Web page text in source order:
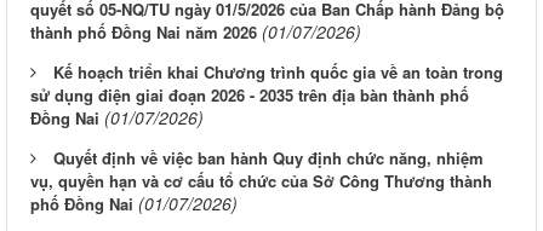
quyết số 05-NQ/TU ngày 01/5/2026 của Ban Chấp hành Đảng bộ
thành phố Đồng Nai năm 2026 (01/07/2026)
Kế hoạch triển khai Chương trình quốc gia về an toàn trong
sử dụng điện giai đoạn 2026 - 2035 trên địa bàn thành phố
Đồng Nai (01/07/2026)
Quyết định về việc ban hành Quy định chức năng, nhiệm
vụ, quyền hạn và cơ cấu tổ chức của Sở Công Thương thành
phố Đồng Nai (01/07/2026)